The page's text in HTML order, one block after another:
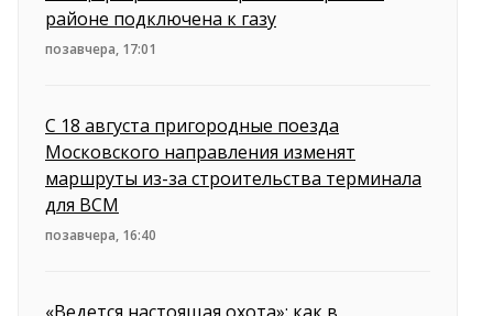
районе подключена к газу
позавчера, 17:01
С 18 августа пригородные поезда
Московского направления изменят
маршруты из-за строительства терминала
для ВСМ
позавчера, 16:40